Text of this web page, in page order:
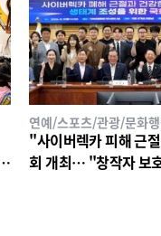
연예/스포츠/관광/문화
"사이버렉카 피해 근
회 개최… "창작자 보